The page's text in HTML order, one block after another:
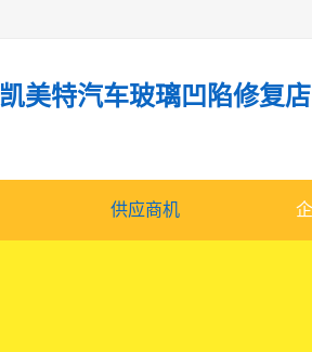
凯美特汽车玻璃凹陷修复店
供应商机